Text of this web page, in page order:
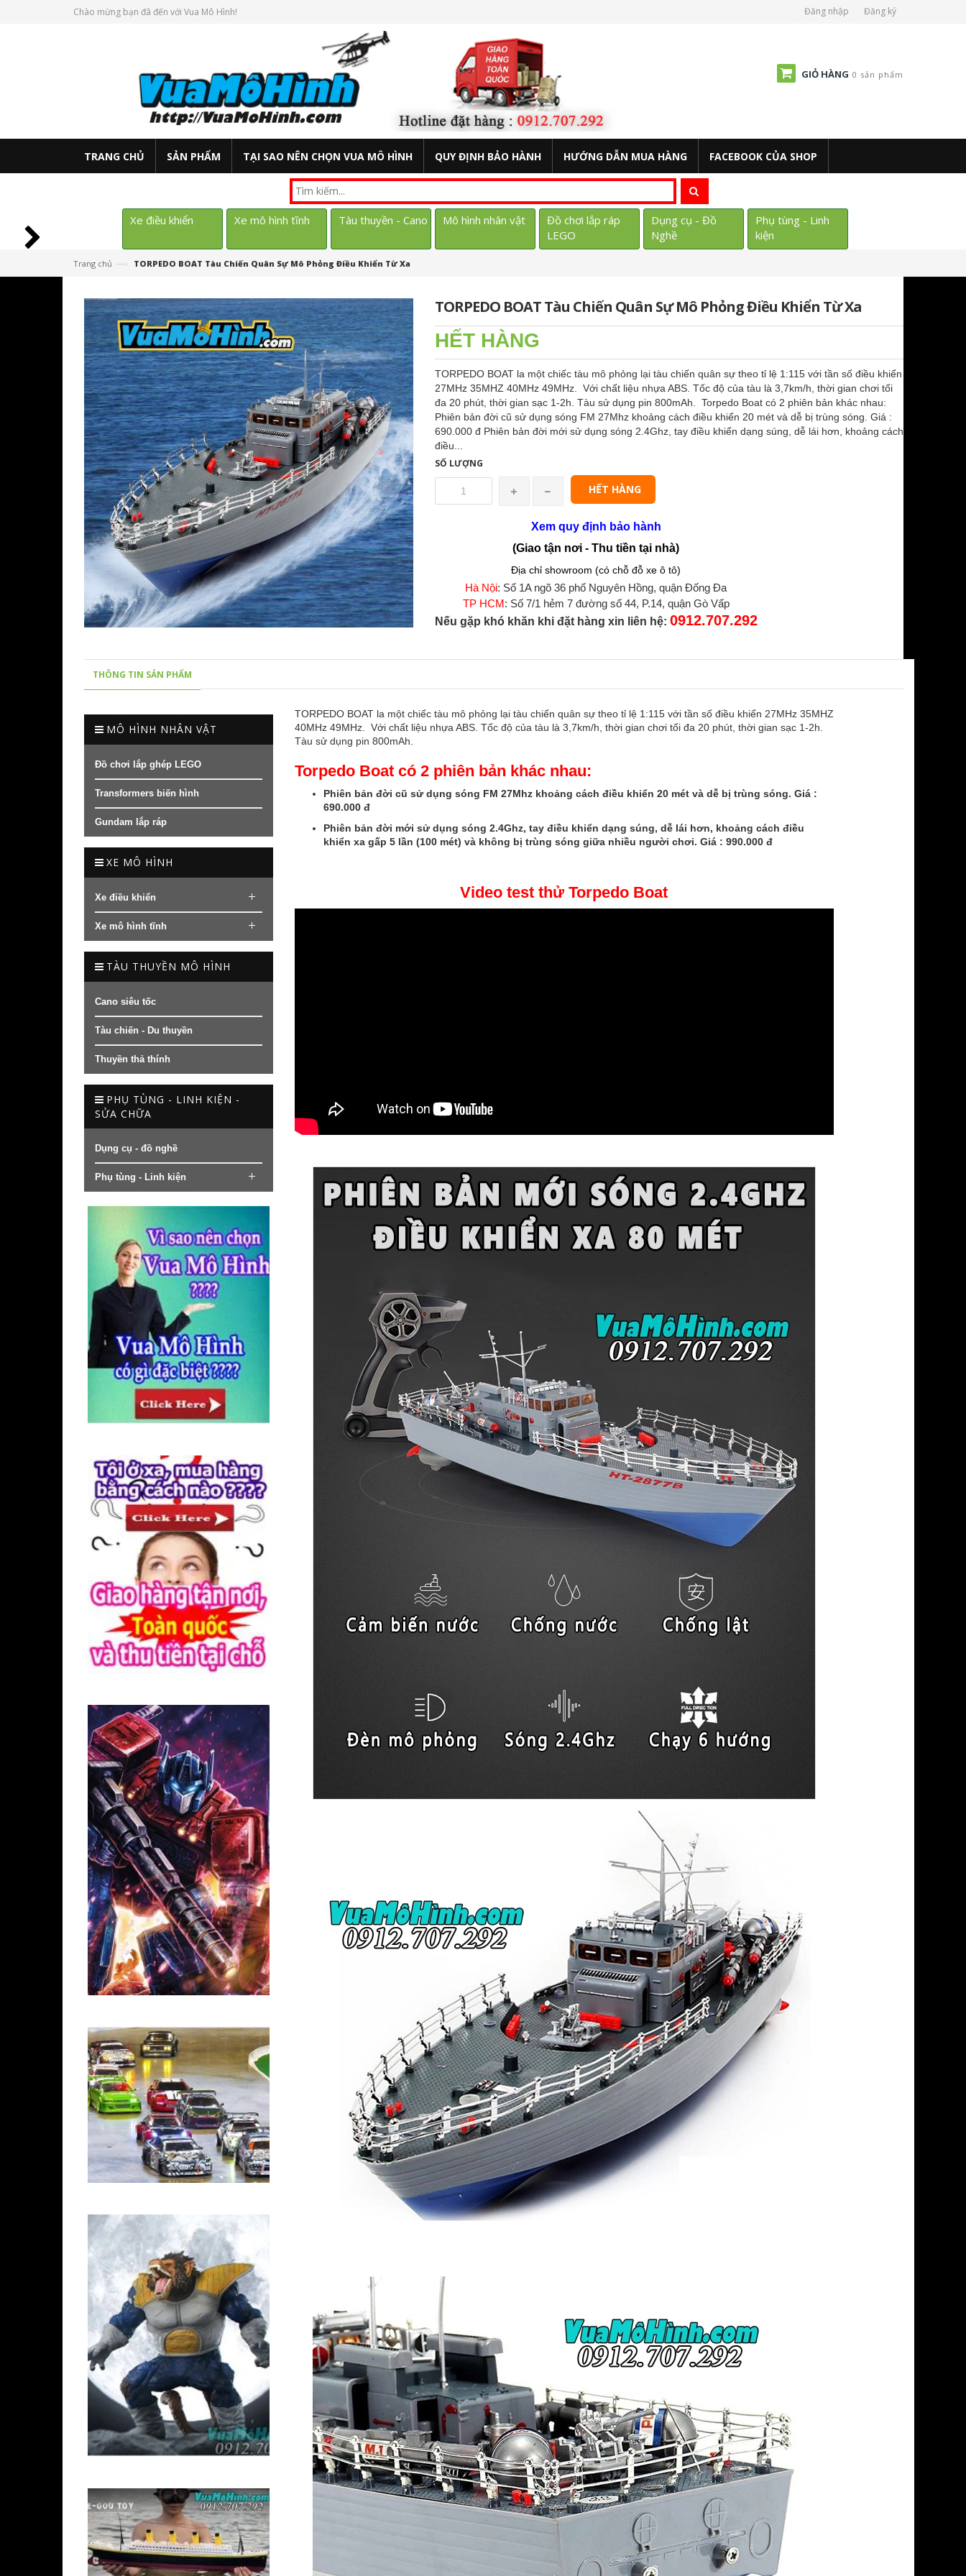
Chào mừng bạn đã đến với Vua Mô Hình! Đăng nhập Đăng ký
GIỎ HÀNG 0 sản phẩm
TRANG CHỦ SẢN PHẨM TẠI SAO NÊN CHỌN VUA MÔ HÌNH QUY ĐỊNH BẢO HÀNH HƯỚNG DẪN MUA HÀNG FACEBOOK CỦA SHOP
Xe điều khiển Xe mô hình tĩnh Tàu thuyền - Cano Mô hình nhân vật
Đồ chơi lắp ráp
LEGO
Dụng cụ - Đồ
Nghề
Phụ tùng - Linh
kiện
Trang chủ —› TORPEDO BOAT Tàu Chiến Quân Sự Mô Phỏng Điều Khiển Từ Xa
TORPEDO BOAT Tàu Chiến Quân Sự Mô Phỏng Điều Khiển Từ Xa
HẾT HÀNG
TORPEDO BOAT la một chiếc tàu mô phỏng lại tàu chiến quân sự theo tỉ lệ 1:115 với tần số điều khiển
27MHz 35MHZ 40MHz 49MHz. Với chất liệu nhựa ABS. Tốc độ của tàu là 3,7km/h, thời gian chơi tối
đa 20 phút, thời gian sạc 1-2h. Tàu sử dụng pin 800mAh. Torpedo Boat có 2 phiên bản khác nhau:
Phiên bản đời cũ sử dụng sóng FM 27Mhz khoảng cách điều khiển 20 mét và dễ bị trùng sóng. Giá :
690.000 đ Phiên bản đời mới sử dụng sóng 2.4Ghz, tay điều khiển dạng súng, dễ lái hơn, khoảng cách
điều...
SỐ LƯỢNG
HẾT HÀNG
Xem quy định bảo hành
(Giao tận nơi - Thu tiền tại nhà)
Địa chỉ showroom (có chỗ đỗ xe ô tô)
Hà Nội: Số 1A ngõ 36 phố Nguyên Hồng, quận Đống Đa
TP HCM: Số 7/1 hẻm 7 đường số 44, P.14, quận Gò Vấp
Nếu gặp khó khăn khi đặt hàng xin liên hệ: 0912.707.292
THÔNG TIN SẢN PHẨM
MÔ HÌNH NHÂN VẬT
Đồ chơi lắp ghép LEGO
Transformers biến hình
Gundam lắp ráp
XE MÔ HÌNH
Xe điều khiển
Xe mô hình tĩnh
TÀU THUYỀN MÔ HÌNH
Cano siêu tốc
Tàu chiến - Du thuyền
Thuyền thả thính
PHỤ TÙNG - LINH KIỆN -
SỬA CHỮA
Dụng cụ - đồ nghề
Phụ tùng - Linh kiện
TORPEDO BOAT la một chiếc tàu mô phỏng lại tàu chiến quân sự theo tỉ lệ 1:115 với tần số điều khiển 27MHz 35MHZ
40MHz 49MHz. Với chất liệu nhựa ABS. Tốc độ của tàu là 3,7km/h, thời gian chơi tối đa 20 phút, thời gian sạc 1-2h.
Tàu sử dụng pin 800mAh.
Torpedo Boat có 2 phiên bản khác nhau:
Phiên bản đời cũ sử dụng sóng FM 27Mhz khoảng cách điều khiển 20 mét và dễ bị trùng sóng. Giá :
690.000 đ
Phiên bản đời mới sử dụng sóng 2.4Ghz, tay điều khiển dạng súng, dễ lái hơn, khoảng cách điều
khiển xa gấp 5 lần (100 mét) và không bị trùng sóng giữa nhiều người chơi. Giá : 990.000 đ
Video test thử Torpedo Boat